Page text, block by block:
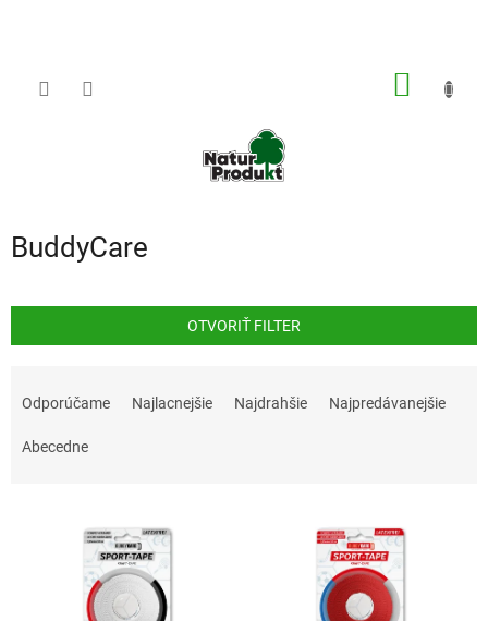
BuddyCare
OTVORIŤ FILTER
Odporúčame Najlacnejšie Najdrahšie Najpredávanejšie
Abecedne